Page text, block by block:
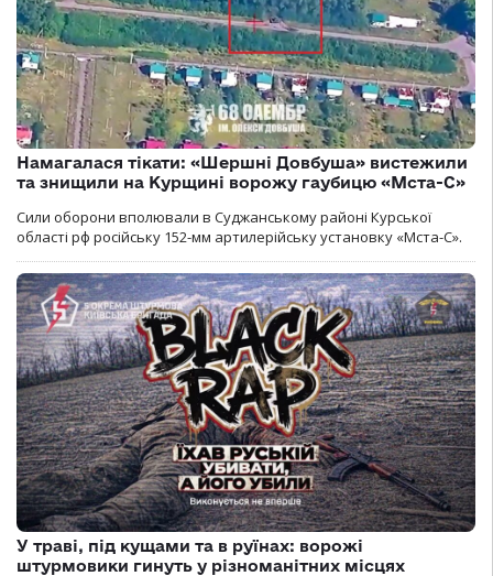
Намагалася тікати: «Шершні Довбуша» вистежили
та знищили на Курщині ворожу гаубицю «Мста-С»
Сили оборони вполювали в Суджанському районі Курської
області рф російську 152-мм артилерійську установку «Мста-С».
У траві, під кущами та в руїнах: ворожі
штурмовики гинуть у різноманітних місцях